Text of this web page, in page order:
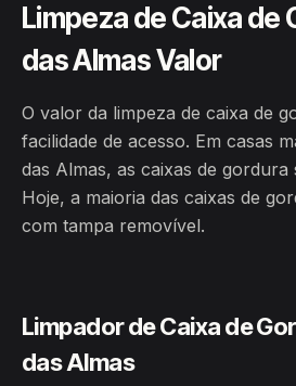
Limpeza de Caixa de
das Almas Valor
O valor da limpeza de caixa de
facilidade de acesso. Em casas
das Almas, as caixas de
Hoje, a maioria das caixas de
com tampa removível.
Limpador de Caixa de
das Almas